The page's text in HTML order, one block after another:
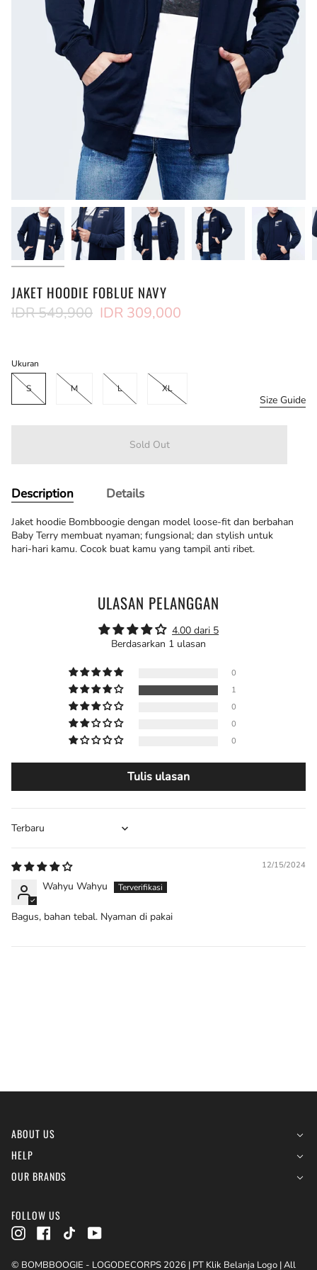
JAKET HOODIE FOBLUE NAVY
Regular
IDR 549,900 IDR 309,000
Size Guide
Ukuran
S M L XL
Sold Out
Description Details
Jaket hoodie Bombboogie dengan model loose-fit dan berbahan
Baby Terry membuat nyaman; fungsional; dan stylish untuk
hari-hari kamu. Cocok buat kamu yang tampil anti ribet.
ULASAN PELANGGAN
4.00 dari 5
Berdasarkan 1 ulasan
0
1
0
0
0
Tulis ulasan
Sort by
12/15/2024
Wahyu Wahyu
Bagus, bahan tebal. Nyaman di pakai
ABOUT US
HELP
OUR BRANDS
FOLLOW US
InstagramFacebookTikTokYouTube
© BOMBBOOGIE - LOGODECORPS 2026 | PT Klik Belanja Logo | All